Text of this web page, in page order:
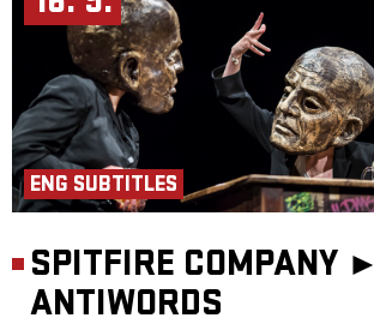
ENG SUBTITLES
SPITFIRE COMPANY ►
ANTIWORDS